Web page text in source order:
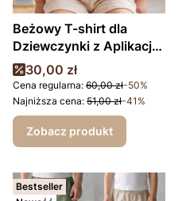
Beżowy T-shirt dla
Dziewczynki z Aplikacją
– Modny Krótszy Fason,
Gumeczki
Cena promocyjna
30,00 zł
Cena regularna: 60,00 zł-50%
Najniższa cena: 51,00 zł-41%
Zobacz produkt
Bestseller